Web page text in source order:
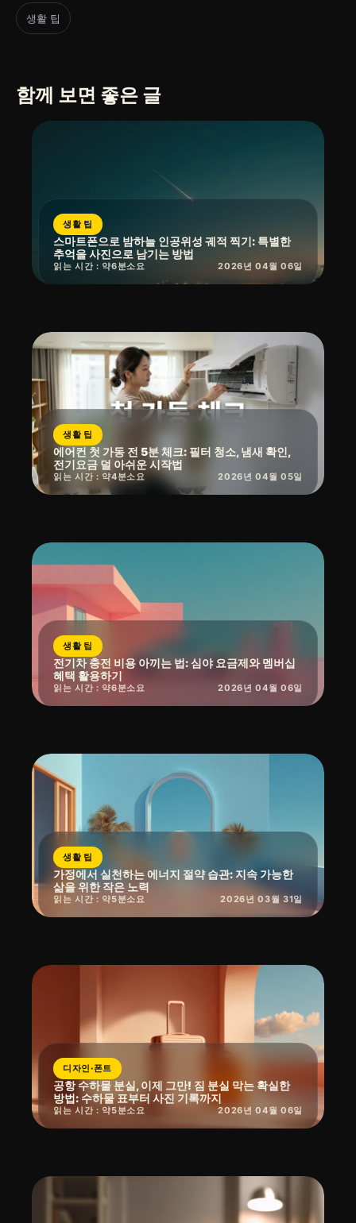
생활 팁
함께 보면 좋은 글
생활 팁
스마트폰으로 밤하늘 인공위성 궤적 찍기: 특별한
추억을 사진으로 남기는 방법
읽는 시간 : 약6분소요 2026년 04월 06일
생활 팁
에어컨 첫 가동 전 5분 체크: 필터 청소, 냄새 확인,
전기요금 덜 아쉬운 시작법
읽는 시간 : 약4분소요 2026년 04월 05일
생활 팁
전기차 충전 비용 아끼는 법: 심야 요금제와 멤버십
혜택 활용하기
읽는 시간 : 약6분소요 2026년 04월 06일
생활 팁
가정에서 실천하는 에너지 절약 습관: 지속 가능한
삶을 위한 작은 노력
읽는 시간 : 약5분소요 2026년 03월 31일
디자인·폰트
공항 수하물 분실, 이제 그만! 짐 분실 막는 확실한
방법: 수하물 표부터 사진 기록까지
읽는 시간 : 약5분소요 2026년 04월 06일